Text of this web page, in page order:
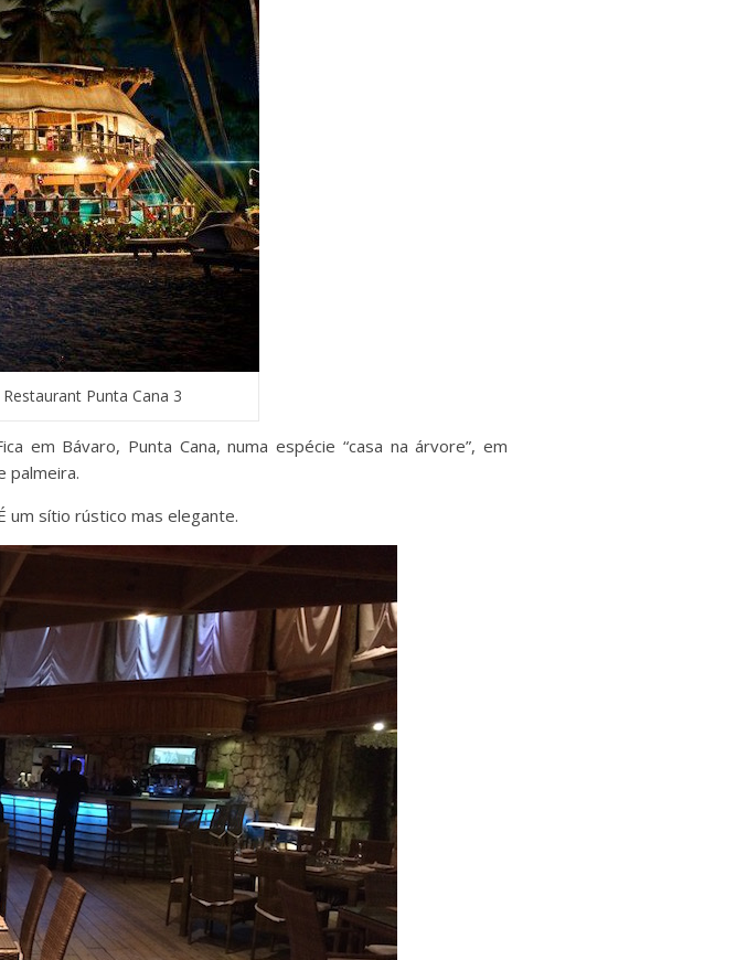
Punta Cana 3
em Bávaro, Punta Cana, numa espécie “casa na árvore”, em
palmeira.
um sítio rústico mas elegante.